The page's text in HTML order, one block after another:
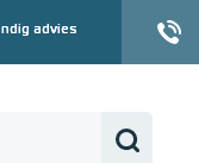
advies